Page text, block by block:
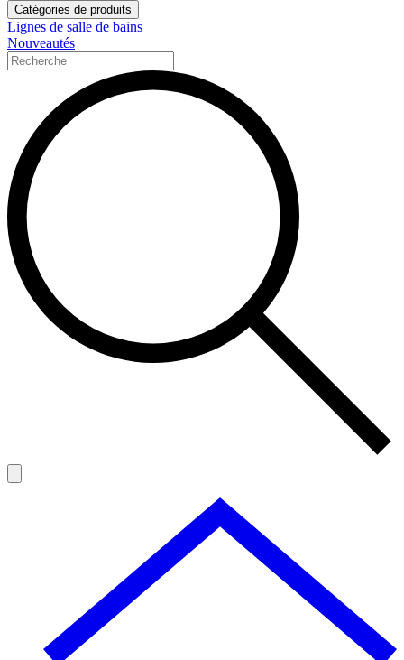
Catégories de produits
Lignes de salle de bains
Nouveautés